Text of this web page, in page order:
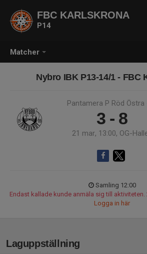
Matcher
FBC KARLSKRONA
P14
Nybro IBK P13-14/1 - FBC
Pantamera P Röd Östra
3 - 8
21 mar, 13:00, OG-
Samling 12:00
Endast kallade kunde anmäla sig till aktiviteten.
Logga in här
Laguppställning